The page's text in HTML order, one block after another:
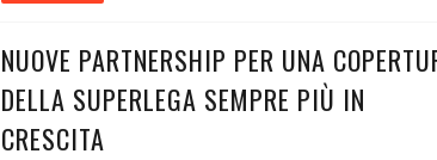
NUOVE PARTNERSHIP PER UNA
DELLA SUPERLEGA SEMPRE PIÙ IN
CRESCITA